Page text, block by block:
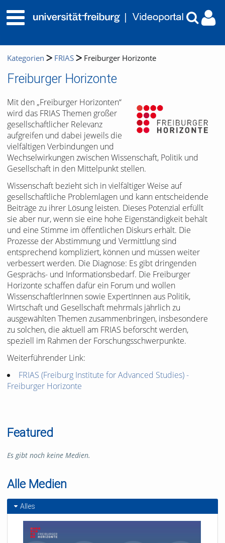
Kategorien FRIAS Freiburger Horizonte
Freiburger Horizonte
Mit den „Freiburger Horizonten“
wird das FRIAS Themen großer
gesellschaftlicher Relevanz
aufgreifen und dabei jeweils die
vielfältigen Verbindungen und
Wechselwirkungen zwischen Wissenschaft, Politik und
Gesellschaft in den Mittelpunkt stellen.
Wissenschaft bezieht sich in vielfältiger Weise auf
gesellschaftliche Problemlagen und kann entscheidende
Beiträge zu ihrer Lösung leisten. Dieses Potenzial erfüllt
sie aber nur, wenn sie eine hohe Eigenständigkeit behält
und eine Stimme im öffentlichen Diskurs erhält. Die
Prozesse der Abstimmung und Vermittlung sind
entsprechend kompliziert, können und müssen weiter
verbessert werden. Die Diagnose: Es gibt dringenden
Gesprächs- und Informationsbedarf. Die Freiburger
Horizonte schaffen dafür ein Forum und wollen
WissenschaftlerInnen sowie ExpertInnen aus Politik,
Wirtschaft und Gesellschaft mehrmals jährlich zu
ausgewählten Themen zusammenbringen, insbesondere
zu solchen, die aktuell am FRIAS beforscht werden,
speziell im Rahmen der Forschungsschwerpunkte.
Weiterführender Link:
FRIAS (Freiburg Institute for Advanced Studies) -
Freiburger Horizonte
Featured
Es gibt noch keine Medien.
Alle Medien
Alles